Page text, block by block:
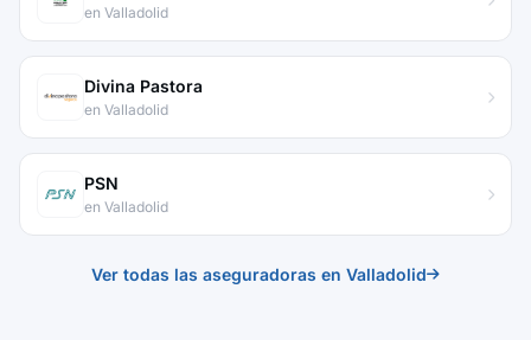
en Valladolid
Divina Pastora
en Valladolid
PSN
en Valladolid
Ver todas las aseguradoras en Valladolid